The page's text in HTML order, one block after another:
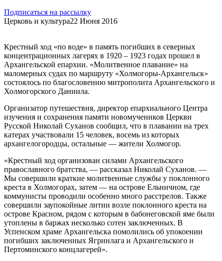
Подписаться на рассылку
Церковь и культура22 Июня 2016
Крестный ход «по воде» в память погибших в северных
концентрационных лагерях в 1920 – 1923 годах прошел в
Архангельской епархии. «Молитвенное плавание» на
маломерных судах по маршруту «Холмогоры-Архангельск»
состоялось по благословению митрополита Архангельского и
Холмогорского Даниила.
Организатор путешествия, директор епархиального Центра
изучения и сохранения памяти новомучеников Церкви
Русской Николай Суханов сообщил, что в плавании на трех
катерах участвовали 15 человек, восемь из которых
архангелогородцы, остальные — жители Холмогор.
«Крестный ход организован силами Архангельского
православного братства, — рассказал Николай Суханов. —
Мы совершили краткие молитвенные службы у поклонного
креста в Холмогорах, затем — на острове Ельничном, где
коммунисты проводили особенно много расстрелов. Также
совершили заупокойные литии возле поклонного креста на
острове Красном, рядом с которым в бабонеговской яме были
утоплены в баржах несколько сотен заключенных. В
Успенском храме Архангельска помолились об упокоении
погибших заключенных Ягринлага и Архангельского и
Пертоминского концлагерей».